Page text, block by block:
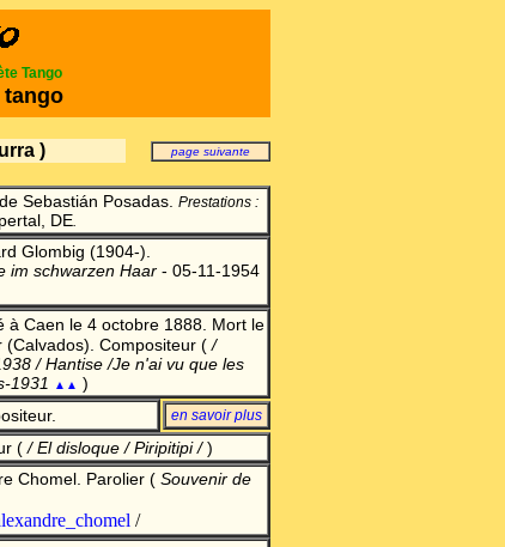
Tango
tango
) page suivante
Sebastián Posadas. Prestations :
DE.
Glombig (1904-).
im schwarzen Haar - 05-11-1954
à Caen le 4 octobre 1888. Mort le
(Calvados). Compositeur (/
/ Hantise /Je n'ai vu que les
1931
▲▲ )
en savoir plus
(/ El disloque / Piripitipi/)
Chomel. Parolier ( Souvenir de
/